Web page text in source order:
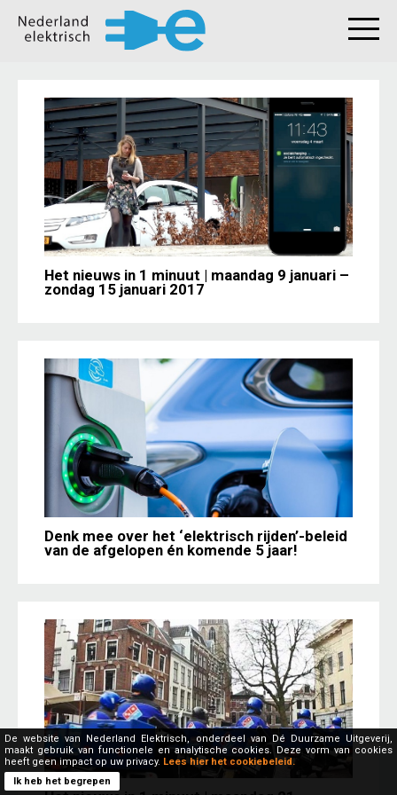
Het nieuws in 1 minuut | maandag 9 januari –
zondag 15 januari 2017
Denk mee over het ‘elektrisch rijden’-beleid
van de afgelopen én komende 5 jaar!
De website van Nederland Elektrisch, onderdeel van Dé Duurzame Uitgeverij,
maakt gebruik van functionele en analytische cookies. Deze vorm van cookies
heeft geen impact op uw privacy. Lees hier het cookiebeleid.
Ik heb het begrepen